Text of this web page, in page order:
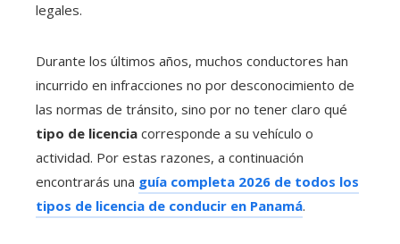
legales.
Durante los últimos años, muchos conductores han
incurrido en infracciones no por desconocimiento de
las normas de tránsito, sino por no tener claro qué
tipo de licencia corresponde a su vehículo o
actividad. Por estas razones, a continuación
encontrarás una guía completa 2026 de todos los
tipos de licencia de conducir en Panamá.